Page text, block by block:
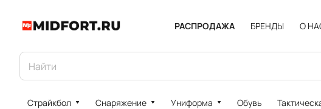
РАСПРОДАЖА БРЕНДЫ О
Страйкбол Снаряжение Униформа Обувь